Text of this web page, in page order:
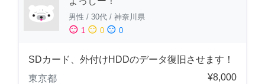
男性 / 30代 / 神奈川県
sentiment_satisfied 1 sentiment_neutral 0 sentiment_dissatisfied 0
SDカード、外付けHDDのデータ復旧させます！
東京都
¥8,000